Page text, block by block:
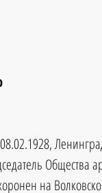
Общества
на